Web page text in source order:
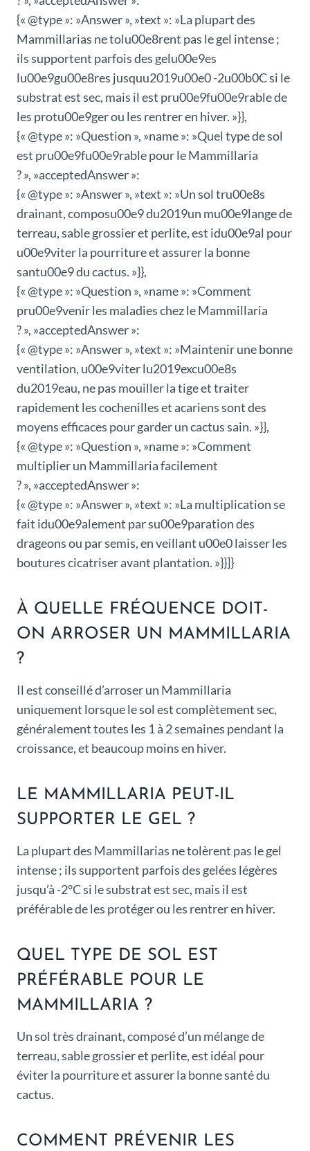
{« @type »: »Answer », »text »: »La plupart des
Mammillarias ne tolu00e8rent pas le gel intense ;
ils supportent parfois des gelu00e9es
lu00e9gu00e8res jusquu2019u00e0 -2u00b0C si le
substrat est sec, mais il est pru00e9fu00e9rable de
les protu00e9ger ou les rentrer en hiver. »}},
{« @type »: »Question », »name »: »Quel type de sol
est pru00e9fu00e9rable pour le Mammillaria
? », »acceptedAnswer »:
{« @type »: »Answer », »text »: »Un sol tru00e8s
drainant, composu00e9 du2019un mu00e9lange de
terreau, sable grossier et perlite, est idu00e9al pour
u00e9viter la pourriture et assurer la bonne
santu00e9 du cactus. »}},
{« @type »: »Question », »name »: »Comment
pru00e9venir les maladies chez le Mammillaria
? », »acceptedAnswer »:
{« @type »: »Answer », »text »: »Maintenir une bonne
ventilation, u00e9viter lu2019excu00e8s
du2019eau, ne pas mouiller la tige et traiter
rapidement les cochenilles et acariens sont des
moyens efficaces pour garder un cactus sain. »}},
{« @type »: »Question », »name »: »Comment
multiplier un Mammillaria facilement
? », »acceptedAnswer »:
{« @type »: »Answer », »text »: »La multiplication se
fait idu00e9alement par su00e9paration des
drageons ou par semis, en veillant u00e0 laisser les
boutures cicatriser avant plantation. »}}]}
À QUELLE FRÉQUENCE DOIT-
ON ARROSER UN MAMMILLARIA
?
Il est conseillé d’arroser un Mammillaria
uniquement lorsque le sol est complètement sec,
généralement toutes les 1 à 2 semaines pendant la
croissance, et beaucoup moins en hiver.
LE MAMMILLARIA PEUT-IL
SUPPORTER LE GEL ?
La plupart des Mammillarias ne tolèrent pas le gel
intense ; ils supportent parfois des gelées légères
jusqu’à -2°C si le substrat est sec, mais il est
préférable de les protéger ou les rentrer en hiver.
QUEL TYPE DE SOL EST
PRÉFÉRABLE POUR LE
MAMMILLARIA ?
Un sol très drainant, composé d’un mélange de
terreau, sable grossier et perlite, est idéal pour
éviter la pourriture et assurer la bonne santé du
cactus.
COMMENT PRÉVENIR LES